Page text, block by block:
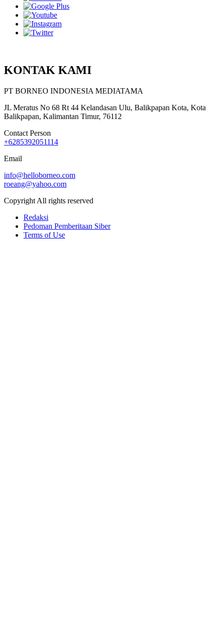
KONTAK KAMI
PT BORNEO INDONESIA MEDIATAMA
JL Meratus No 68 Rt 44 Kelandasan Ulu, Balikpapan Kota, Kota
Balikpapan, Kalimantan Timur, 76112
Contact Person
+6285392051114
Email
info@helloborneo.com
roeang@yahoo.com
Copyright All rights reserved
Redaksi
Pedoman Pemberitaan Siber
Terms of Use